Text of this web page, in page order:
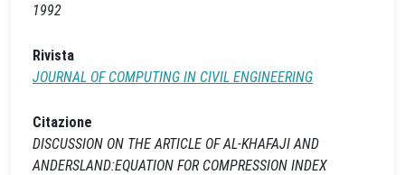
1992
Rivista
JOURNAL OF COMPUTING IN CIVIL ENGINEERING
Citazione
DISCUSSION ON THE ARTICLE OF AL-KHAFAJI AND
ANDERSLAND:EQUATION FOR COMPRESSION INDEX